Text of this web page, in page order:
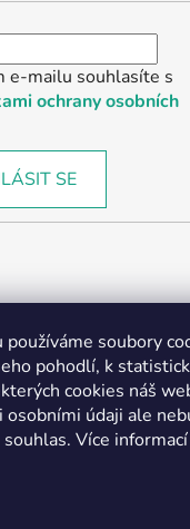
používáme soubory
pohodlí, k
cookies náš
osobními údaji ale
. Více informací
e-mailu souhlasíte s
ochrany osobních
SE
Partnerská